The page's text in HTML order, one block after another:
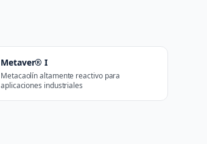
Metaver® I
Metacaolín altamente reactivo para
aplicaciones industriales